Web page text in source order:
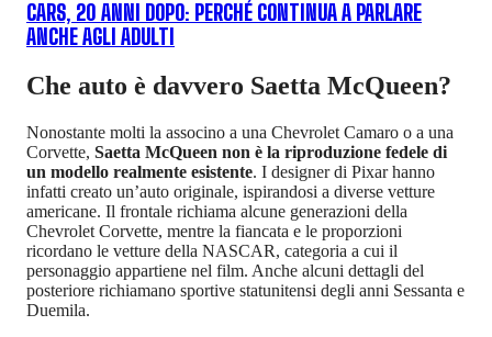
CARS, 20 ANNI DOPO: PERCHÉ CONTINUA A PARLARE
ANCHE AGLI ADULTI
Che auto è davvero Saetta McQueen?
Nonostante molti la associno a una Chevrolet Camaro o a una
Corvette, Saetta McQueen non è la riproduzione fedele di
un modello realmente esistente. I designer di Pixar hanno
infatti creato un’auto originale, ispirandosi a diverse vetture
americane. Il frontale richiama alcune generazioni della
Chevrolet Corvette, mentre la fiancata e le proporzioni
ricordano le vetture della NASCAR, categoria a cui il
personaggio appartiene nel film. Anche alcuni dettagli del
posteriore richiamano sportive statunitensi degli anni Sessanta e
Duemila.